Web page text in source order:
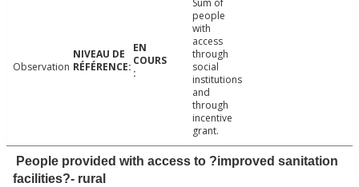
Observation
Sum of
people
with
access
through
social
institutions
and
through
incentive
grant.
People provided with access to ?improved sanitation
facilities?- rural